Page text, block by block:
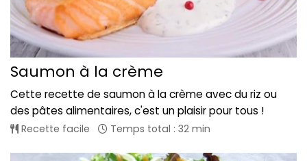
Connexion
Saumon à la crème
Cette recette de saumon à la crème avec du riz ou
des pâtes alimentaires, c'est un plaisir pour tous !
Recette facile Temps total : 32 min